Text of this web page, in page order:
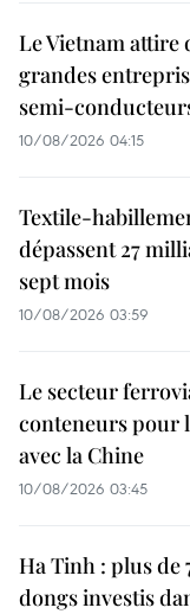
Le Vietnam attire
grandes
semi-
10/08/2026 04:15
Textile-
dépassent 27
sept mois
10/08/2026 03:59
Le secteur
conteneurs pour
avec la Chine
10/08/2026 03:45
Ha Tinh : plus de
dongs investis